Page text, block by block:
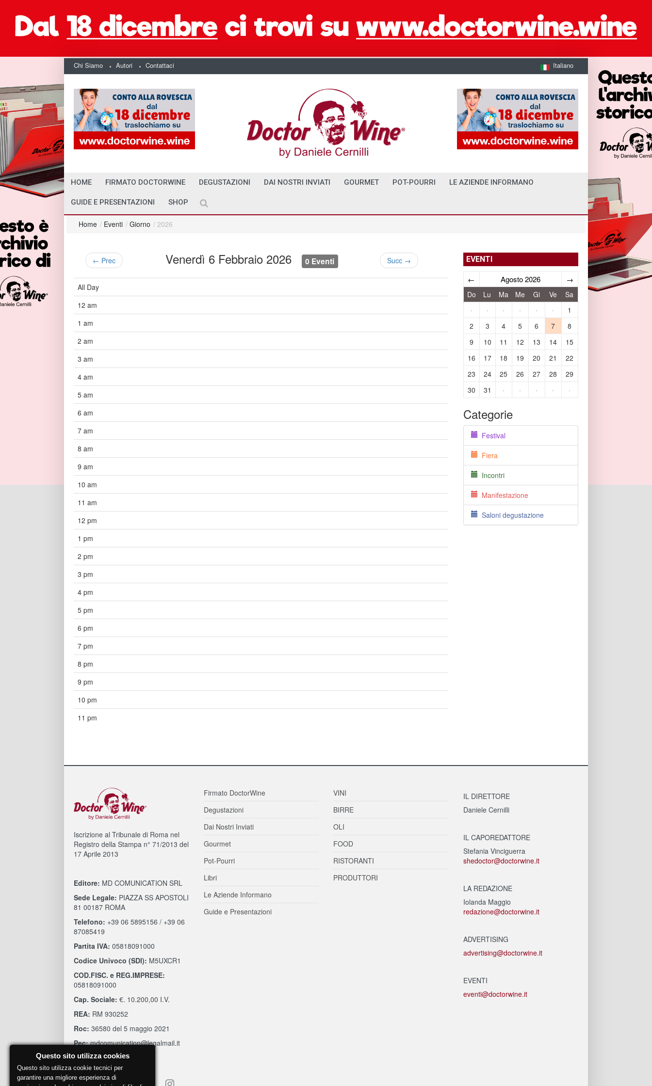
Chi Siamo Autori Contattaci Italiano
HOME FIRMATO DOCTORWINE DEGUSTAZIONI DAI NOSTRI INVIATI GOURMET POT-POURRI LE AZIENDE INFORMANO
GUIDE E PRESENTAZIONI SHOP
Home / Eventi / Giorno / 2026
← Prec Venerdì 6 Febbraio 2026 0 Eventi Succ →
All Day
12 am
1 am
2 am
3 am
4 am
5 am
6 am
7 am
8 am
9 am
10 am
11 am
12 pm
1 pm
2 pm
3 pm
4 pm
5 pm
6 pm
7 pm
8 pm
9 pm
10 pm
11 pm
EVENTI
← Agosto 2026 →
Do Lu Ma Me Gi Ve
Sa
·
· · · · ·
1
2
3 4 5 6 7
8
9
10 11 12 13 14
15
16
17 18 19 20 21
22
23
24 25 26 27 28
29
30
31 · · · · ·
Categorie
Festival
Fiera
Incontri
Manifestazione
Saloni degustazione
Iscrizione al Tribunale di Roma nel
Registro della Stampa n° 71/2013 del
17 Aprile 2013
Editore: MD COMUNICATION SRL
Sede Legale: PIAZZA SS APOSTOLI
81 00187 ROMA
Telefono: +39 06 5895156 / +39 06
87085419
Partita IVA: 05818091000
Codice Univoco (SDI): M5UXCR1
COD.FISC. e REG.IMPRESE:
05818091000
Cap. Sociale: €. 10.200,00 I.V.
REA: RM 930252
Roc: 36580 del 5 maggio 2021
Pec:mdcomunication@legalmail.it
Firmato DoctorWine
Degustazioni
Dai Nostri Inviati
Gourmet
Pot-Pourri
Libri
Le Aziende Informano
Guide e Presentazioni
VINI
BIRRE
OLI
FOOD
RISTORANTI
PRODUTTORI
IL DIRETTORE
Daniele Cernilli
IL CAPOREDATTORE
Stefania Vinciguerra
shedoctor@doctorwine.it
LA REDAZIONE
Iolanda Maggio
redazione@doctorwine.it
ADVERTISING
advertising@doctorwine.it
EVENTI
eventi@doctorwine.it
Questo sito utilizza cookies
Questo sito utilizza cookie tecnici per
garantire una migliore esperienza di